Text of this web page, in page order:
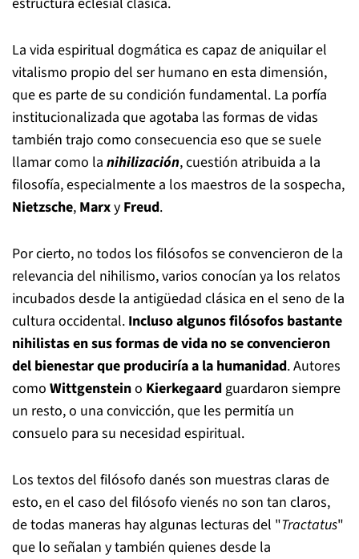
La vida espiritual dogmática es capaz de aniquilar el
vitalismo propio del ser humano en esta dimensión,
que es parte de su condición fundamental. La porfía
institucionalizada que agotaba las formas de vidas
también trajo como consecuencia eso que se suele
llamar como la nihilización, cuestión atribuida a la
filosofía, especialmente a los maestros de la sospecha,
Nietzsche, Marxy Freud.
Por cierto, no todos los filósofos se convencieron de la
relevancia del nihilismo, varios conocían ya los relatos
incubados desde la antigüedad clásica en el seno de la
cultura occidental. Incluso algunos filósofos bastante
nihilistas en sus formas de vida no se convencieron
del bienestar que produciría a la humanidad. Autores
como Wittgensteino Kierkegaardguardaron siempre
un resto, o una convicción, que les permitía un
consuelo para su necesidad espiritual.
Los textos del filósofo danés son muestras claras de
esto, en el caso del filósofo vienés no son tan claros,
de todas maneras hay algunas lecturas del "Tractatus"
que lo señalan y también quienes desde la